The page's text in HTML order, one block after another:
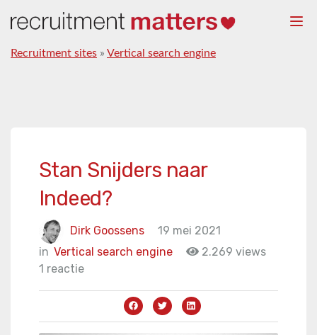
Recruitment sites » Vertical search engine
Stan Snijders naar
Indeed?
Dirk Goossens
19 mei 2021
in Vertical search engine
2.269 views
1 reactie